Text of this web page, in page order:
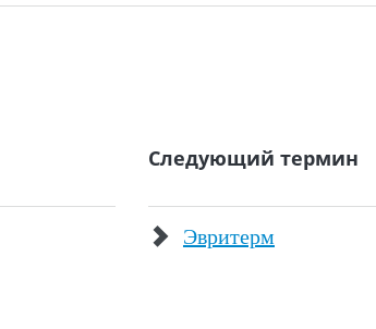
Следующий термин
Эвритерм